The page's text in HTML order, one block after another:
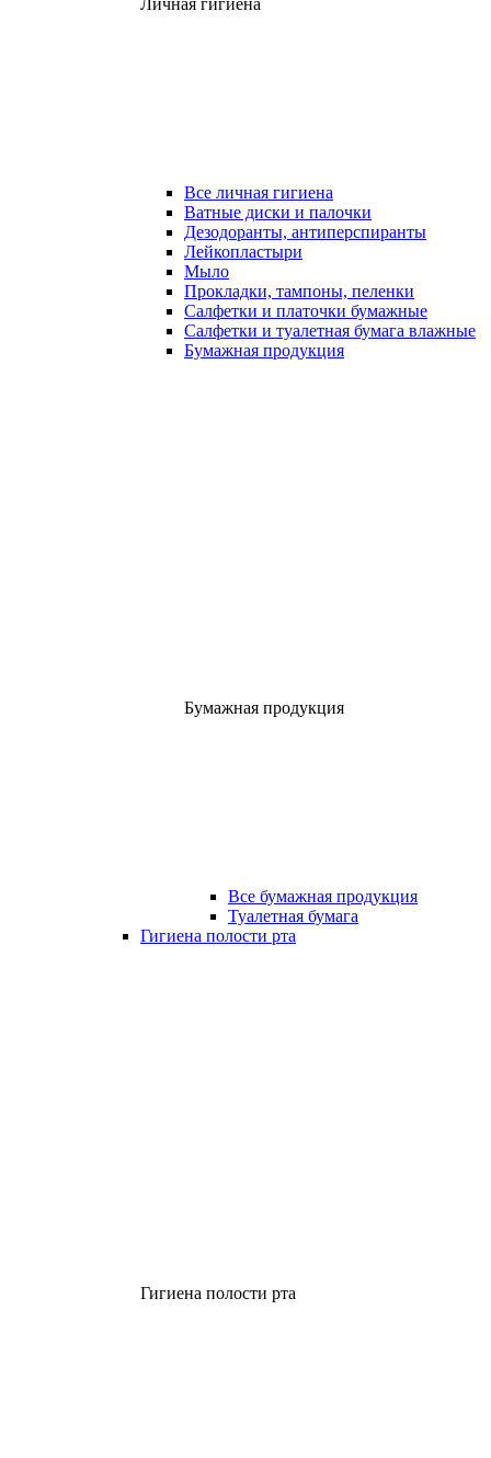
Личная гигиена
Все личная гигиена
Ватные диски и палочки
Дезодоранты, антиперспиранты
Лейкопластыри
Мыло
Прокладки, тампоны, пеленки
Салфетки и платочки бумажные
Салфетки и туалетная бумага влажные
Бумажная продукция
Бумажная продукция
Все бумажная продукция
Туалетная бумага
Гигиена полости рта
Гигиена полости рта